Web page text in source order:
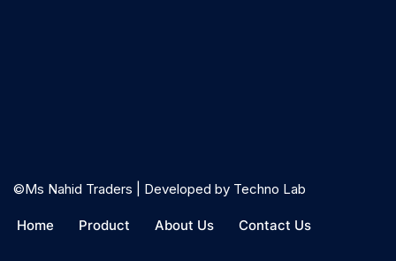
©Ms Nahid Traders | Developed by Techno Lab
Home Product About Us Contact Us